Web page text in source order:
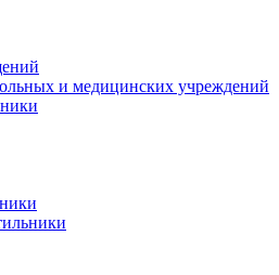
и медицинских учреждений